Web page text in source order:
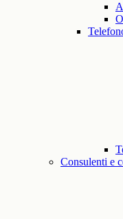
Consulenti e